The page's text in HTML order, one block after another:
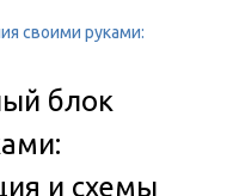
своими руками:
блок
и схемы